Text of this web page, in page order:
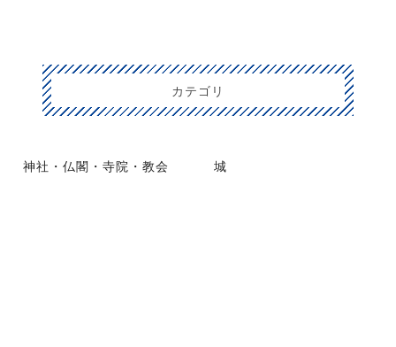
カテゴリ
神社・仏閣・寺院・教会 城